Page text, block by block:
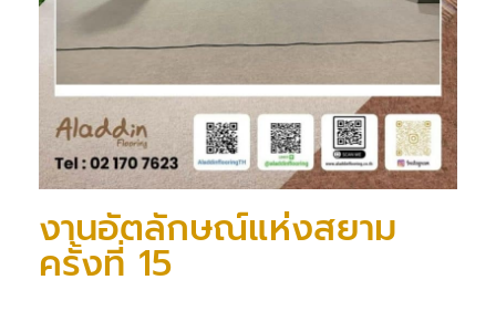
งานอัตลักษณ์แห่งสยาม
ครั้งที่ 15